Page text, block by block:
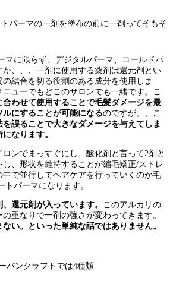
パーマの一剤を塗布の前に一剤ってそもそ
マに限らず、デジタルパーマ、コールドパ
、、、一剤に使用する薬剤は還元剤とい
結合を切る役割のある成分を使用しま
ューでもどこのサロンでも一緒です。こ
わせて使用することで毛髪ダメージを最
にすることが可能になるのですが、、こ
誤ることで大きなダメージを与えてしま
なります。
ンでまっすぐにし、酸化剤と言って2剤と
、形状を維持することが縮毛矯正/ストレ
で並行してヘアケアを行っていくのが毛
パーマになります。
還元剤が入っています。 このアルカリの
重なりで一剤の強さが変わってきます。
い。といった単純な話ではありません。
バンクラフトでは4種類